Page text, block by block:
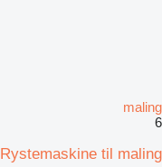
maling
6
Rystemaskine til maling